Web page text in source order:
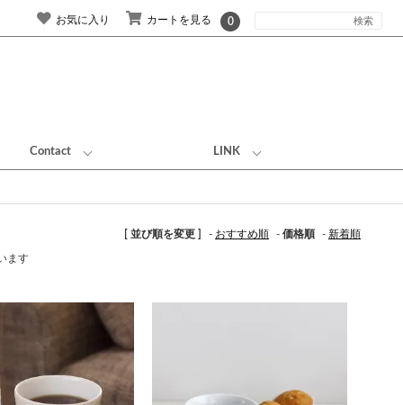
お気に入り カートを見る 0
Contact LINK
[ 並び順を変更 ] - おすすめ順 - 価格順 - 新着順
ます